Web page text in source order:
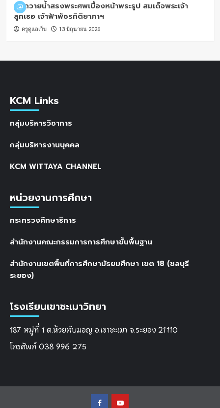
พิธีถวายน้ำสรงพระศพเบื้องหน้าพระรูป สมเด็จพระเจ้า
ลูกเธอ เจ้าฟ้าพัชรกิติยาภาฯ
ครูดูแลเว็บ 13 มิถุนายน 2026
KCM Links
กลุ่มบริหารวิชาการ
กลุ่มบริหารงานบุคคล
KCM WITTAYA CHANNEL
หน่วยงานการศึกษา
กระทรวงศึกษาธิการ
สำนักงานคณะกรรมการการศึกษาขั้นพื้นฐาน
สำนักงานเขตพื้นที่การศึกษามัธยมศึกษา เขต 18 (ชลบุรี
ระยอง)
โรงเรียนเขาชะเมาวิทยา
187 หมู่ที่ 1 ต.ห้วยทับมอญ อ.เขาชะเมา จ.ระยอง 21110
โทรศัพท์ 038 996 275